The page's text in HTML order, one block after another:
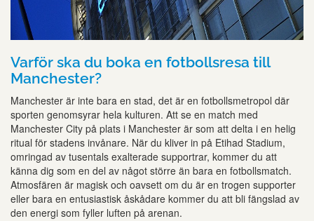
Varför ska du boka en fotbollsresa till
Manchester?
Manchester är inte bara en stad, det är en fotbollsmetropol där
sporten genomsyrar hela kulturen. Att se en match med
Manchester City på plats i Manchester är som att delta i en helig
ritual för stadens invånare. När du kliver in på Etihad Stadium,
omringad av tusentals exalterade supportrar, kommer du att
känna dig som en del av något större än bara en fotbollsmatch.
Atmosfären är magisk och oavsett om du är en trogen supporter
eller bara en entusiastisk åskådare kommer du att bli fängslad av
den energi som fyller luften på arenan.